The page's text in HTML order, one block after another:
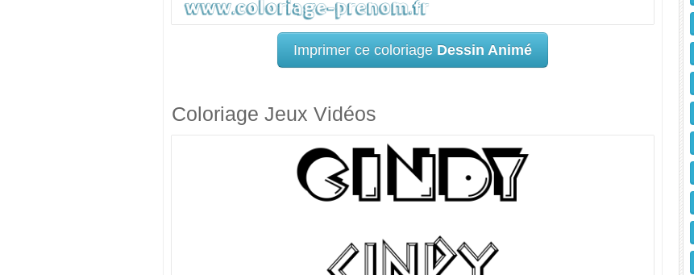
Imprimer ce coloriage Dessin Animé
Coloriage Jeux Vidéos